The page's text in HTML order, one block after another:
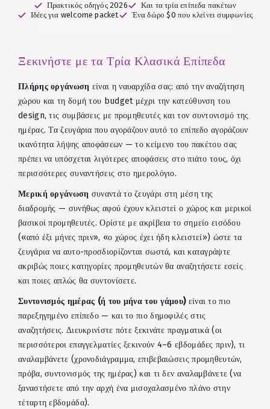
Πρακτικός οδηγός 2026
Και τα τρία επίπεδα πακέτων
Ιδέες για welcome packet
Ένα δώρο $0 που κλείνει συμφωνίες
Ξεκινήστε με τα Τρία Κλασικά Επίπεδα
Πλήρης οργάνωση είναι η ναυαρχίδα σας: από την αναζήτηση
χώρου και τη δομή του budget μέχρι την κατεύθυνση του
design, τις συμβάσεις με προμηθευτές και τον συντονισμό της
ημέρας. Τα ζευγάρια που αγοράζουν αυτό το επίπεδο αγοράζουν
ικανότητα λήψης αποφάσεων — το κείμενο του πακέτου σας
πρέπει να υπόσχεται λιγότερες αποφάσεις στο πιάτο τους, όχι
περισσότερες συναντήσεις στο ημερολόγιο.
Μερική οργάνωση συναντά το ζευγάρι στη μέση της
διαδρομής — συνήθως αφού έχουν κλειστεί ο χώρος και μερικοί
βασικοί προμηθευτές. Ορίστε με ακρίβεια το σημείο εισόδου
(«από έξι μήνες πριν», «ο χώρος έχει ήδη κλειστεί») ώστε τα
ζευγάρια να αυτο-προσδιορίζονται σωστά, και καταγράψτε
ακριβώς ποιες κατηγορίες προμηθευτών θα αναζητήσετε εσείς
και ποιες απλώς θα συντονίσετε.
Συντονισμός ημέρας (ή του μήνα του γάμου)είναι το πιο
παρεξηγημένο επίπεδο — και το πιο δημοφιλές στις
αναζητήσεις. Διευκρινίστε πότε ξεκινάτε πραγματικά (οι
περισσότεροι επαγγελματίες ξεκινούν 4–6 εβδομάδες πριν), τι
αναλαμβάνετε (χρονοδιάγραμμα, επιβεβαιώσεις προμηθευτών,
πρόβα, συντονισμός της ημέρας) και τι δεν αναλαμβάνετε (να
ξαναστήσετε από την αρχή ένα μισοχαλασμένο πλάνο στην
τέταρτη εβδομάδα).